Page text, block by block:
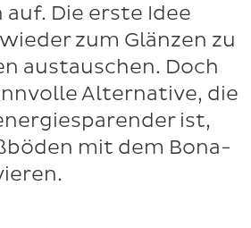
Die erste Idee
zum Glänzen zu
austauschen. Doch
Alternative, die
ist,
mit dem Bona-